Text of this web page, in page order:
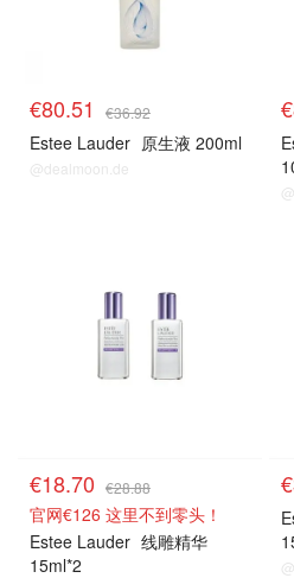
€80.51 €36.92
Estee Lauder 原生液 200ml
@dealmoon.de
€18.70 €28.88
官网€126 这里不到零头！
Estee Lauder 线雕精华
15ml*2